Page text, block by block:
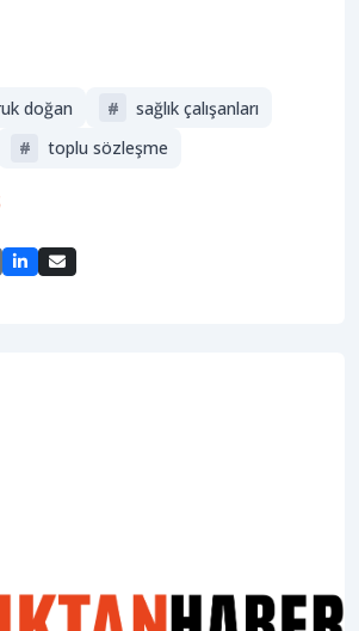
doğan #
sağlık çalışanları
# toplu sözleşme